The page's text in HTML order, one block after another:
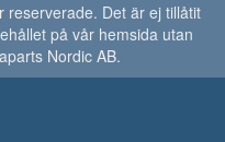
reserverade. Det är ej tillåtit
på vår hemsida utan
Nordic AB.